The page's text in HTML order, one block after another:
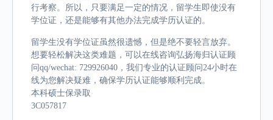
行考察。所以，只要满足一定的情况，留学生即使没有
学位证，还是能够有其他办法完成学历认证的。
留学生没有学位证虽然很遗憾，但是绝不要轻言放弃。
想要轻松解决这类难题，可以在线咨询弘扬海归认证顾
问qq/wechat: 729926040，我们专业的认证顾问24小时在
线为您解决疑难，确保学历认证能够顺利完成。
本科硕士保录取
3C057817